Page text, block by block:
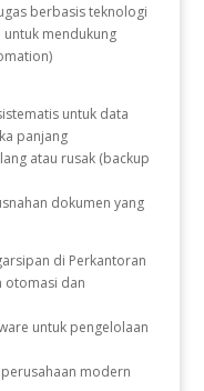
berbasis teknologi
untuk mendukung
untuk data
panjang
atau rusak (backup
dokumen yang
di Perkantoran
otomasi dan
untuk pengelolaan
modern